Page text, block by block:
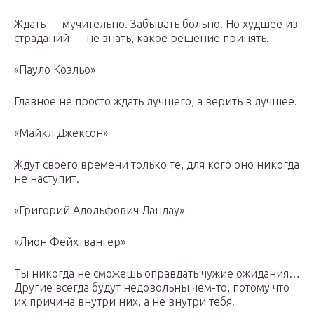
Ждать — мучительно. Забывать больно. Но худшее из
страданий — не знать, какое решение принять.
«Пауло Коэльо»
Главное не просто ждать лучшего, а верить в лучшее.
«Майкл Джексон»
Ждут своего времени только те, для кого оно никогда
не наступит.
«Григорий Адольфович Ландау»
«Лион Фейхтвангер»
Ты никогда не сможешь оправдать чужие ожидания…
Другие всегда будут недовольны чем-то, потому что
их причина внутри них, а не внутри тебя!